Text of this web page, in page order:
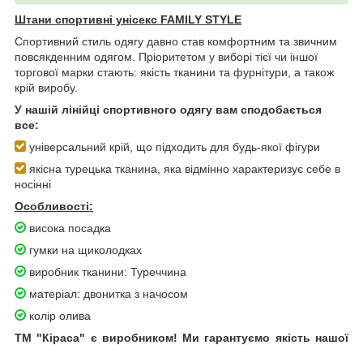
Штани спортивні унісекс FAMILY STYLE
Спортивний стиль одягу давно став комфортним та звичним
повсякденним одягом. Пріоритетом у виборі тієї чи іншої
торгової марки стають: якість тканини та фурнітури, а також
крій виробу.
У нашій лінійці спортивного одягу вам сподобається
все:
універсальний крій, що підходить для будь-якої фігури
якісна турецька тканина, яка відмінно характеризує себе в
носінні
Особливості:
висока посадка
гумки на щиколодках
виробник тканини: Туреччина
матеріал: двонитка з начосом
колір олива
ТМ "Кіраса" є виробником! Ми гарантуємо якість нашої